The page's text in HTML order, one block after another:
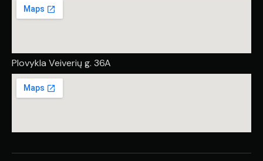
Plovykla Veiverių g. 36A